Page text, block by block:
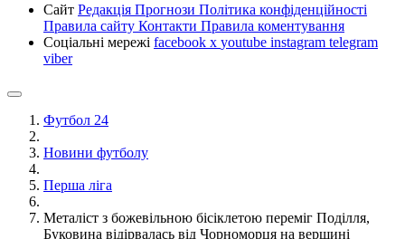
Сайт Редакція Прогнози Політика конфіденційності
Правила сайту Контакти Правила коментування
Соціальні мережі facebook x youtube instagram telegram
viber
Футбол 24
Новини футболу
Перша ліга
Металіст з божевільною бісіклетою переміг Поділля,
Буковина відірвалась від Чорноморця на вершині